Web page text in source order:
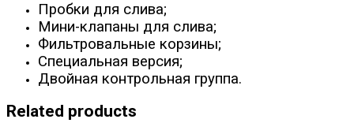
Пробки для слива;
Мини-клапаны для слива;
Фильтровальные корзины;
Специальная версия;
Двойная контрольная группа.
Related products